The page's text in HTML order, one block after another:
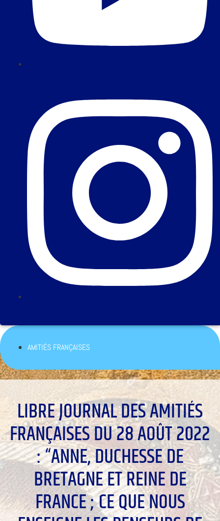
AMITIÉS FRANÇAISES
LIBRE JOURNAL DES AMITIÉS
FRANÇAISES DU 28 AOÛT 2022
: “ANNE, DUCHESSE DE
BRETAGNE ET REINE DE
FRANCE ; CE QUE NOUS